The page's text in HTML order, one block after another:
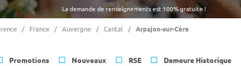
La demande de renseignements est 100% gratuite !
France Auvergne Cantal Arpajon-sur-Cère
Promotions Nouveaux RSE Demeure Historique